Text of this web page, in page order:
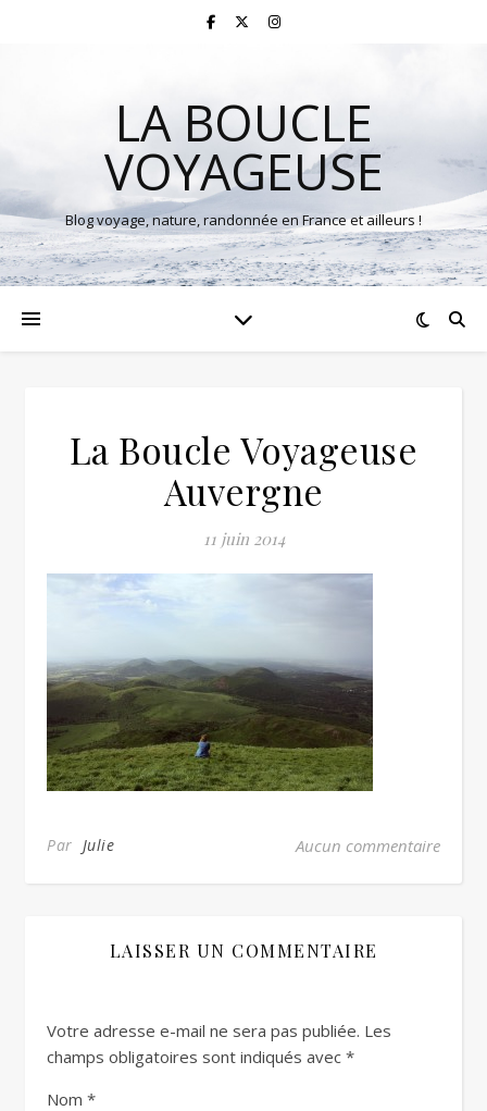
LA BOUCLE
VOYAGEUSE
Blog voyage, nature, randonnée en France et ailleurs !
La Boucle Voyageuse
Auvergne
11 juin 2014
Par Julie Aucun commentaire
LAISSER UN COMMENTAIRE
Votre adresse e-mail ne sera pas publiée. Les
champs obligatoires sont indiqués avec *
Nom *